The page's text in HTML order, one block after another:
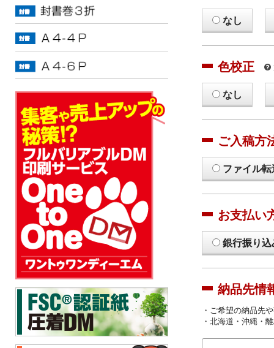
なし
色校正
なし
ご入稿方
ファイル
お支払い
銀行振り込
納品先情
・ご希望の納品先
・北海道・沖縄・